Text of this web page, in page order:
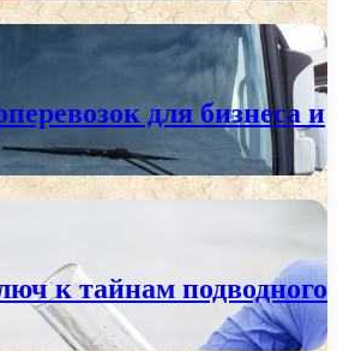
для бизнеса и
к тайнам подводного